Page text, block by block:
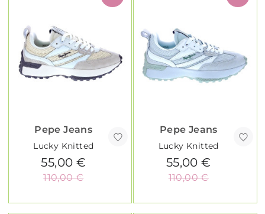
Pepe Jeans
Lucky Knitted
55,00 €
110,00 €
Pepe Jeans
Lucky Knitted
55,00 €
110,00 €